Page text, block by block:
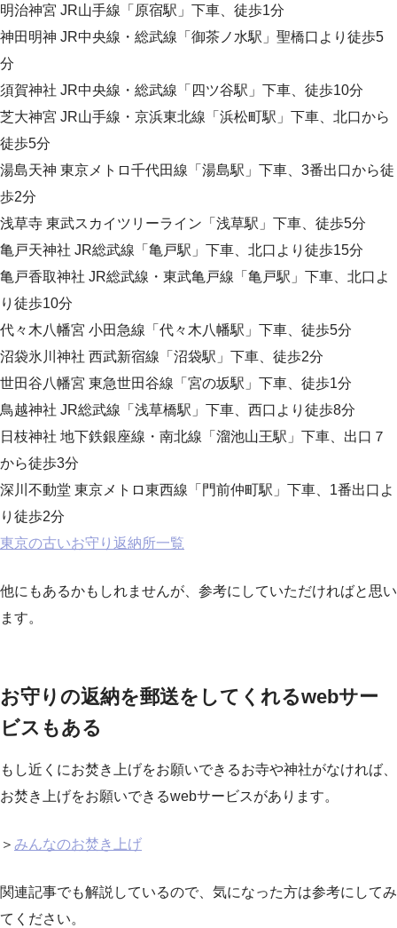
明治神宮 JR山手線「原宿駅」下車、徒歩1分
神田明神 JR中央線・総武線「御茶ノ水駅」聖橋口より徒歩5
分
須賀神社 JR中央線・総武線「四ツ谷駅」下車、徒歩10分
芝大神宮 JR山手線・京浜東北線「浜松町駅」下車、北口から
徒歩5分
湯島天神 東京メトロ千代田線「湯島駅」下車、3番出口から徒
歩2分
浅草寺 東武スカイツリーライン「浅草駅」下車、徒歩5分
亀戸天神社 JR総武線「亀戸駅」下車、北口より徒歩15分
亀戸香取神社 JR総武線・東武亀戸線「亀戸駅」下車、北口よ
り徒歩10分
代々木八幡宮 小田急線「代々木八幡駅」下車、徒歩5分
沼袋氷川神社 西武新宿線「沼袋駅」下車、徒歩2分
世田谷八幡宮 東急世田谷線「宮の坂駅」下車、徒歩1分
鳥越神社 JR総武線「浅草橋駅」下車、西口より徒歩8分
日枝神社 地下鉄銀座線・南北線「溜池山王駅」下車、出口７
から徒歩3分
深川不動堂 東京メトロ東西線「門前仲町駅」下車、1番出口よ
り徒歩2分
東京の古いお守り返納所一覧
他にもあるかもしれませんが、参考にしていただければと思い
ます。
お守りの返納を郵送をしてくれるwebサー
ビスもある
もし近くにお焚き上げをお願いできるお寺や神社がなければ、
お焚き上げをお願いできるwebサービスがあります。
＞ みんなのお焚き上げ
関連記事でも解説しているので、気になった方は参考にしてみ
てください。